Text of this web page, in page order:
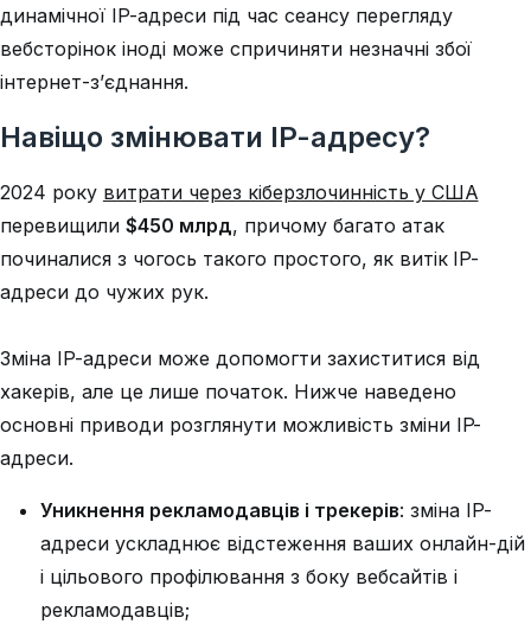
динамічної IP-адреси під час сеансу перегляду
вебсторінок іноді може спричиняти незначні збої
інтернет-з’єднання.
Навіщо змінювати IP-адресу?
2024 року витрати через кіберзлочинність у США
перевищили $450 млрд, причому багато атак
починалися з чогось такого простого, як витік IP-
адреси до чужих рук.
Зміна IP-адреси може допомогти захиститися від
хакерів, але це лише початок. Нижче наведено
основні приводи розглянути можливість зміни IP-
адреси.
Уникнення рекламодавців і трекерів: зміна IP-
адреси ускладнює відстеження ваших онлайн-дій
і цільового профілювання з боку вебсайтів і
рекламодавців;